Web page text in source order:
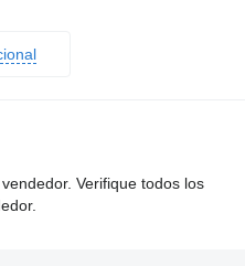
Verifique todos los